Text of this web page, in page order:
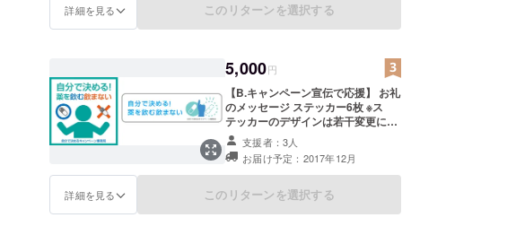
詳細を見る このリターンを選択する
5,000円
【B.キャンペーン宣伝で応援】 お礼
のメッセージ ステッカー6枚 ※ス
テッカーのデザインは若干変更にな
る場合があります。 ※2種 3枚ずつの
送付予定です。
支援者：3人
お届け予定：2017年12月
詳細を見る このリターンを選択する